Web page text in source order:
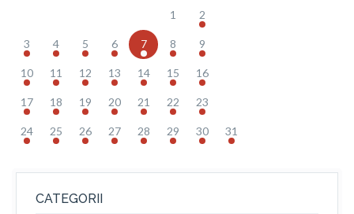
1 2
3 4 5 6 7 8 9
10 11 12 13 14 15 16
17 18 19 20 21 22 23
24 25 26 27 28 29 30 31
CATEGORII